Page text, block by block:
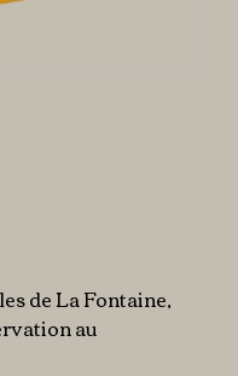
de La Fontaine,
au